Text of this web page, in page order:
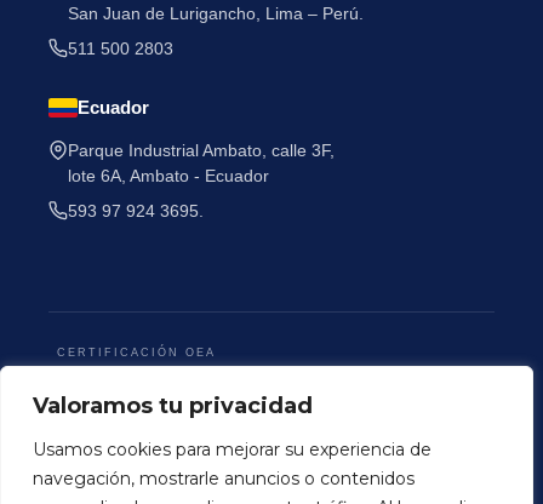
Valoramos tu privacidad
Usamos cookies para mejorar su experiencia de
navegación, mostrarle anuncios o contenidos
San Juan de Lurigancho, Lima – Perú.
511 500 2803
Ecuador
Parque Industrial Ambato, calle 3F,
lote 6A, Ambato - Ecuador
593 97 924 3695.
CERTIFICACIÓN OEA
Terminos y CondicionesPolitica de Privacidad